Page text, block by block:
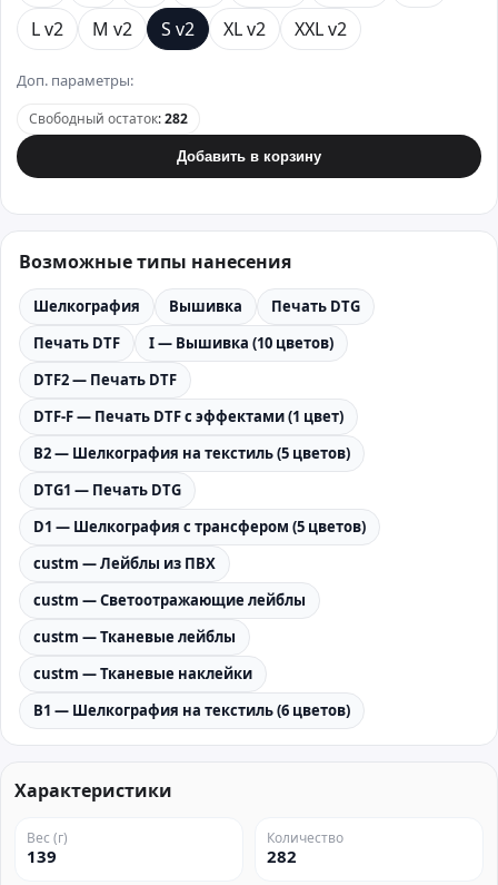
L v2
M v2 S v2 XL v2 XXL v2
Доп. параметры:
Свободный остаток:282
Добавить в корзину
Возможные типы нанесения
Шелкография Вышивка
Печать DTG
Печать DTF
I — Вышивка (10 цветов)
DTF2 — Печать DTF
DTF-F — Печать DTF с эффектами (1 цвет)
B2 — Шелкография на текстиль (5 цветов)
DTG1 — Печать DTG
D1 — Шелкография с трансфером (5 цветов)
custm — Лейблы из ПВХ
custm — Светоотражающие лейблы
custm — Тканевые лейблы
custm — Тканевые наклейки
B1 — Шелкография на текстиль (6 цветов)
Характеристики
Вес (г)
139
Количество
282